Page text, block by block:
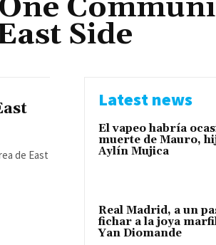
Side
de East
Latest news
El vapeo habría
muerte de Mauro,
Aylín Mujica
Real Madrid, a un
fichar a la joya
Yan Diomande